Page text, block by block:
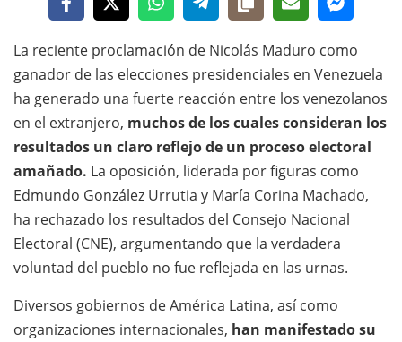
La reciente proclamación de Nicolás Maduro como
ganador de las elecciones presidenciales en Venezuela
ha generado una fuerte reacción entre los venezolanos
en el extranjero, muchos de los cuales consideran los
resultados un claro reflejo de un proceso electoral
amañado. La oposición, liderada por figuras como
Edmundo González Urrutia y María Corina Machado,
ha rechazado los resultados del Consejo Nacional
Electoral (CNE), argumentando que la verdadera
voluntad del pueblo no fue reflejada en las urnas.
Diversos gobiernos de América Latina, así como
organizaciones internacionales, han manifestado su